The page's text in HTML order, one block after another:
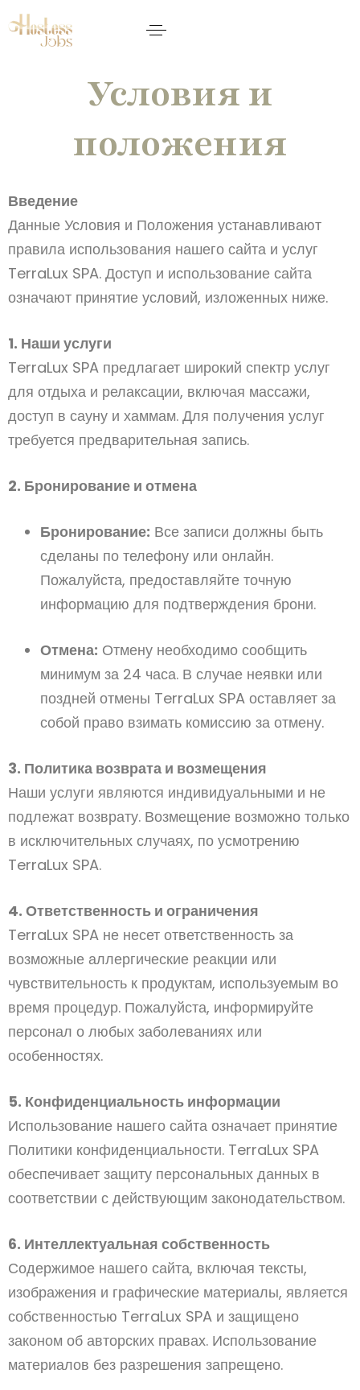
Условия и
положения
Введение
Данные Условия и Положения устанавливают
правила использования нашего сайта и услуг
TerraLux SPA. Доступ и использование сайта
означают принятие условий, изложенных ниже.
1. Наши услуги
TerraLux SPA предлагает широкий спектр услуг
для отдыха и релаксации, включая массажи,
доступ в сауну и хаммам. Для получения услуг
требуется предварительная запись.
2. Бронирование и отмена
Бронирование: Все записи должны быть
сделаны по телефону или онлайн.
Пожалуйста, предоставляйте точную
информацию для подтверждения брони.
Отмена: Отмену необходимо сообщить
минимум за 24 часа. В случае неявки или
поздней отмены TerraLux SPA оставляет за
собой право взимать комиссию за отмену.
3. Политика возврата и возмещения
Наши услуги являются индивидуальными и не
подлежат возврату. Возмещение возможно только
в исключительных случаях, по усмотрению
TerraLux SPA.
4. Ответственность и ограничения
TerraLux SPA не несет ответственность за
возможные аллергические реакции или
чувствительность к продуктам, используемым во
время процедур. Пожалуйста, информируйте
персонал о любых заболеваниях или
особенностях.
5. Конфиденциальность информации
Использование нашего сайта означает принятие
Политики конфиденциальности. TerraLux SPA
обеспечивает защиту персональных данных в
соответствии с действующим законодательством.
6. Интеллектуальная собственность
Содержимое нашего сайта, включая тексты,
изображения и графические материалы, является
собственностью TerraLux SPA и защищено
законом об авторских правах. Использование
материалов без разрешения запрещено.